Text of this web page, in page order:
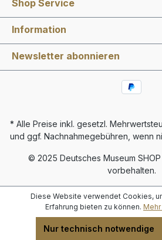
Shop Service
Information
Newsletter abonnieren
* Alle Preise inkl. gesetzl.
und ggf. Nachnahmegebühren, wenn
© 2025 Deutsches Museum
vorbehalten.
Diese Website verwendet Cookies,
Erfahrung bieten zu können.
Nur technisch notwendige